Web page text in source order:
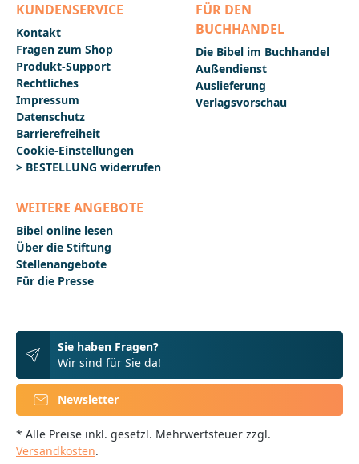
KUNDENSERVICE
Kontakt
Fragen zum Shop
Produkt-Support
Rechtliches
Impressum
Datenschutz
Barrierefreiheit
Cookie-Einstellungen
> BESTELLUNG widerrufen
FÜR DEN
BUCHHANDEL
Die Bibel im Buchhandel
Außendienst
Auslieferung
Verlagsvorschau
WEITERE ANGEBOTE
Bibel online lesen
Über die Stiftung
Stellenangebote
Für die Presse
Sie haben Fragen?
Wir sind für Sie da!
Newsletter
* Alle Preise inkl. gesetzl. Mehrwertsteuer zzgl.
Versandkosten.